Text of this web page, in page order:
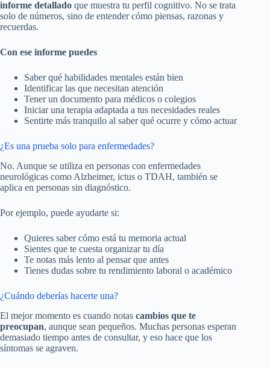
informe detallado que muestra tu perfil cognitivo. No se trata
solo de números, sino de entender cómo piensas, razonas y
recuerdas.
Con ese informe puedes
Saber qué habilidades mentales están bien
Identificar las que necesitan atención
Tener un documento para médicos o colegios
Iniciar una terapia adaptada a tus necesidades reales
Sentirte más tranquilo al saber qué ocurre y cómo actuar
¿Es una prueba solo para enfermedades?
No. Aunque se utiliza en personas con enfermedades
neurológicas como Alzheimer, ictus o TDAH, también se
aplica en personas sin diagnóstico.
Por ejemplo, puede ayudarte si:
Quieres saber cómo está tu memoria actual
Sientes que te cuesta organizar tu día
Te notas más lento al pensar que antes
Tienes dudas sobre tu rendimiento laboral o académico
¿Cuándo deberías hacerte una?
El mejor momento es cuando notas cambios que te
preocupan, aunque sean pequeños. Muchas personas esperan
demasiado tiempo antes de consultar, y eso hace que los
síntomas se agraven.